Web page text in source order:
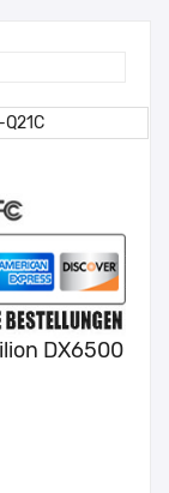
DX6500